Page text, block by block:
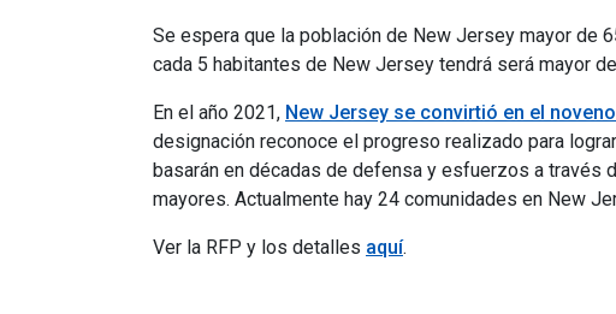
Se espera que la población de New Jersey mayor de
cada 5 habitantes de New Jersey tendrá será mayor
En el año 2021, New Jersey se convirtió en el
designación reconoce el progreso realizado para
basarán en décadas de defensa y esfuerzos a través
mayores. Actualmente hay 24 comunidades en New
Ver la RFP y los detalles aquí.